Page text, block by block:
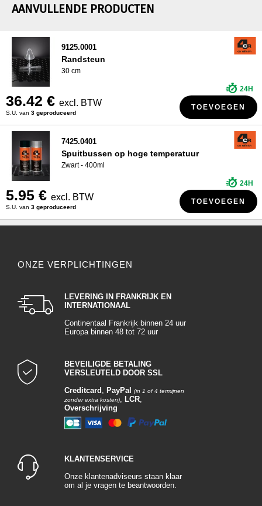
AANVULLENDE PRODUCTEN
9125.0001
Randsteun
30 cm
36.42 € excl. BTW
S.U. van 3 geproduceerd
24H
TOEVOEGEN
7425.0401
Spuitbussen op hoge temperatuur
Zwart - 400ml
5.95 € excl. BTW
S.U. van 3 geproduceerd
24H
TOEVOEGEN
ONZE VERPLICHTINGEN
LEVERING IN FRANKRIJK EN
INTERNATIONAAL
Continentaal Frankrijk binnen 24 uur
Europa binnen 48 tot 72 uur
BEVEILIGDE BETALING
VERSLEUTELD DOOR SSL
Creditcard , PayPal
(in 1 of 4 termijnen
zonder extra kosten), LCR,
Overschrijving
KLANTENSERVICE
Onze klantenadviseurs staan klaar
om al je vragen te beantwoorden.